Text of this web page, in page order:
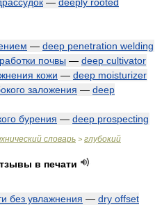
— deep penetration welding
почвы — deep cultivator
кожи — deep moisturizer
заложения — deep
бурения — deep prospecting
словарь > глубокий
в печати
без увлажнения — dry offset